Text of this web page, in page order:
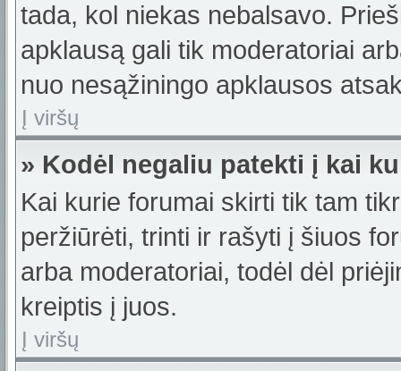
tada, kol niekas nebalsavo.
apklausą gali tik moderatoriai
nuo nesąžiningo apklausos
Į viršų
» Kodėl negaliu patekti į kai
Kai kurie forumai skirti tik tam
peržiūrėti, trinti ir rašyti į šiuos
arba moderatoriai, todėl dėl
kreiptis į juos.
Į viršų